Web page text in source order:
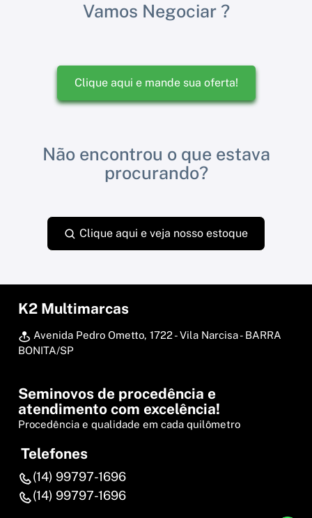
Vamos Negociar ?
Clique aqui e mande sua oferta!
Não encontrou o que estava
procurando?
Clique aqui e veja nosso estoque
K2 Multimarcas
Avenida Pedro Ometto, 1722 - Vila Narcisa - BARRA
BONITA/SP
Seminovos de procedência e
atendimento com excelência!
Procedência e qualidade em cada quilômetro
Telefones
(14) 99797-1696
(14) 99797-1696